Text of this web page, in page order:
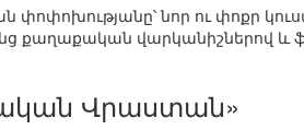
նոր ու փոքր
քաղաքական վարկանիշներով և
Վրաստան»